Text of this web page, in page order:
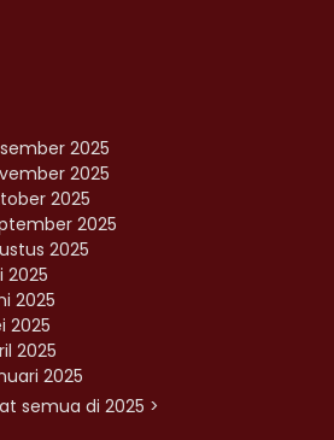
2025
2025
2025
2025
2025
2025
2025
2025
2025
2025
semua di 2025 >